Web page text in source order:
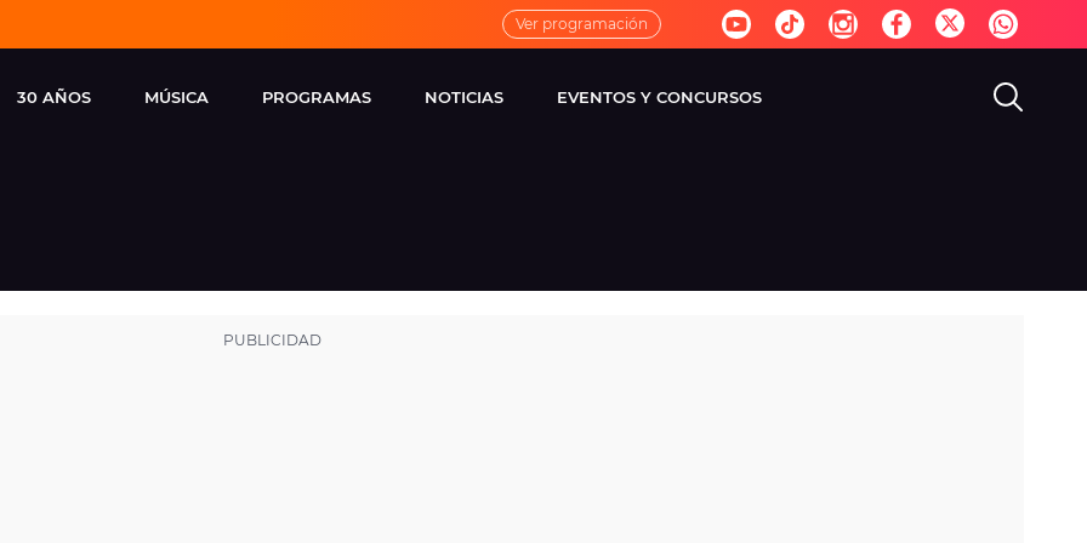
Ver programación
30 AÑOS MÚSICA
FM
PROGRAMAS
VIRALES
NOTICIAS EVENTOS Y CONCURSOS